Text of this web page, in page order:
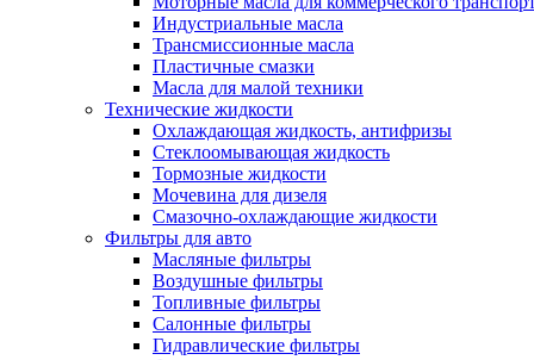
Индустриальные масла
Трансмиссионные масла
Пластичные смазки
Масла для малой техники
Технические жидкости
Охлаждающая жидкость, антифризы
Стеклоомывающая жидкость
Тормозные жидкости
Мочевина для дизеля
Смазочно-охлаждающие жидкости
Фильтры для авто
Масляные фильтры
Воздушные фильтры
Топливные фильтры
Салонные фильтры
Гидравлические фильтры